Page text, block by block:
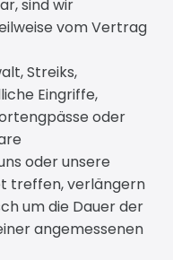
sind wir
vom Vertrag
Streiks,
Eingriffe,
oder
oder unsere
treffen, verlängern
um die Dauer der
angemessenen